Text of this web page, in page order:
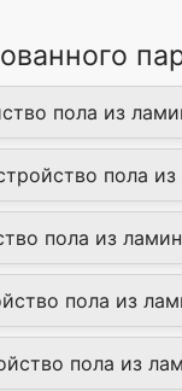
пола из
пола
пола из
пола из
пола из